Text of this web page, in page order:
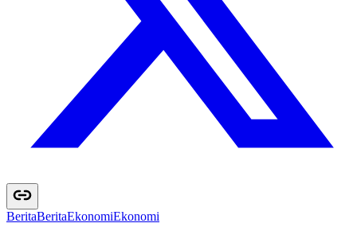
BeritaBeritaEkonomiEkonomi